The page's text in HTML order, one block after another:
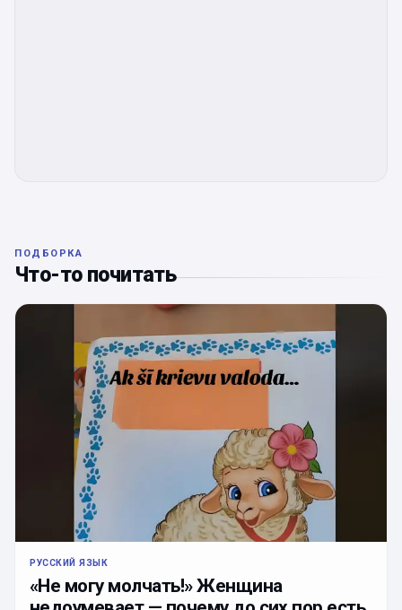
ПОДБОРКА
Что-то почитать
РУССКИЙ ЯЗЫК
«Не могу молчать!» Женщина